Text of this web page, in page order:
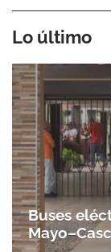
Lo último
Buses